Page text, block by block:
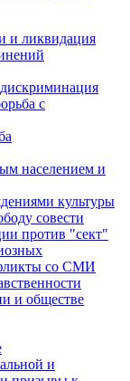
и ликвидация
с
населением и
культуры
совести
против "сект"
со СМИ
и обществе
и